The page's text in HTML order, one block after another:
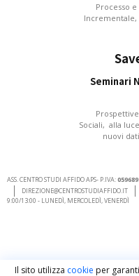
Processo
Seminari
Sociali, alla
nuovi
ASS. CENTRO STUDI AFFIDO APS- P.IVA:
DIREZIONE@CENTROSTUDIAFFIDO.IT
9:00/13:00 - LUNEDÌ, MERCOLEDÌ, VENERDÌ
Il sito utilizza cookie per